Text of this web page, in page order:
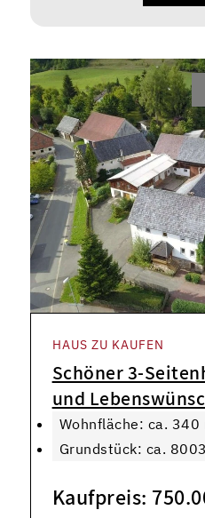
HAUS ZU KAUFEN
Schöner 3-
und
Wohnfläche: ca. 340
Grundstück: ca.
Kaufpreis: